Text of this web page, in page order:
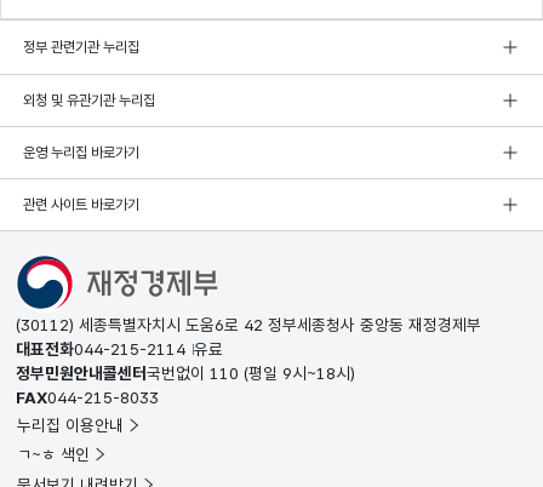
정부 관련기관 누리집
외청 및 유관기관 누리집
운영 누리집 바로가기
관련 사이트 바로가기
(30112) 세종특별자치시 도움6로 42 정부세종청사 중앙동 재정경제부
대표전화044-215-2114 유료
정부민원안내콜센터국번없이 110 (평일 9시~18시)
FAX044-215-8033
누리집 이용안내
ㄱ~ㅎ 색인